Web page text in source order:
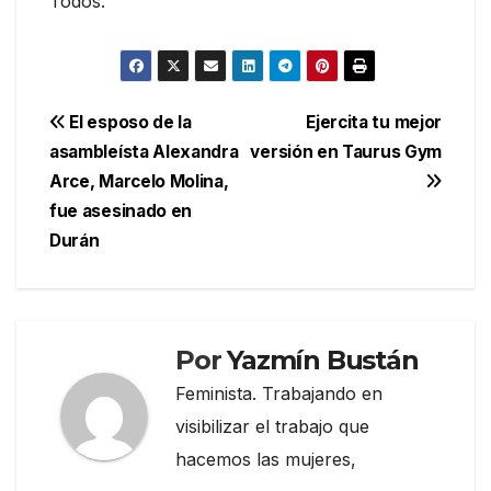
Navegación
de
entradas
Ejercita tu mejor
versión en Taurus Gym
El esposo de la
asambleísta Alexandra
Arce, Marcelo Molina,
fue asesinado en
Durán
PorYazmín Bustán
Feminista. Trabajando en
visibilizar el trabajo que
hacemos las mujeres,